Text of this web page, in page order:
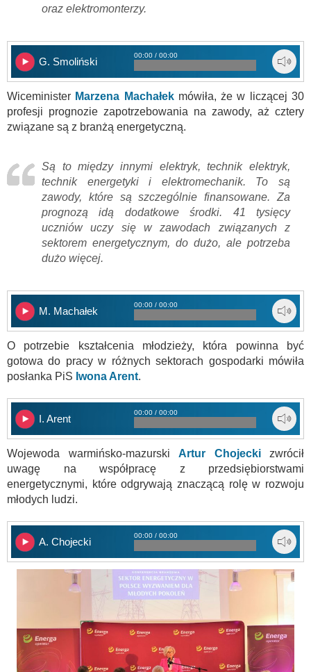
oraz elektromonterzy.
G. Smoliński
00:00 / 00:00
Wiceminister Marzena Machałekmówiła, że w liczącej 30
profesji prognozie zapotrzebowania na zawody, aż cztery
związane są z branżą energetyczną.
Są to między innymi elektryk, technik elektryk,
technik energetyki i elektromechanik. To są
zawody, które są szczególnie finansowane. Za
prognozą idą dodatkowe środki. 41 tysięcy
uczniów uczy się w zawodach związanych z
sektorem energetycznym, do dużo, ale potrzeba
dużo więcej.
M. Machałek
00:00 / 00:00
O potrzebie kształcenia młodzieży, która powinna być
gotowa do pracy w różnych sektorach gospodarki mówiła
posłanka PiS Iwona Arent.
I. Arent
00:00 / 00:00
Wojewoda warmińsko-mazurski Artur Chojeckizwrócił
uwagę na współpracę z przedsiębiorstwami
energetycznymi, które odgrywają znaczącą rolę w rozwoju
młodych ludzi.
A. Chojecki
00:00 / 00:00